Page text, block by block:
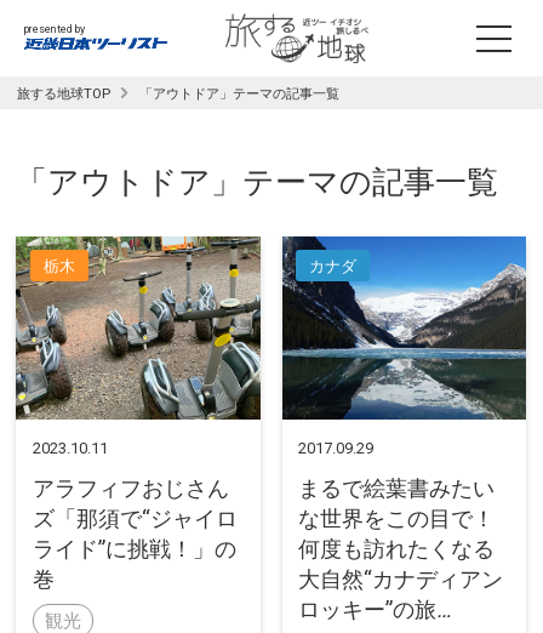
presented by
旅する地球TOP 「アウトドア」テーマの記事一覧
「アウトドア」テーマの記事一覧
栃木
2023.10.11
アラフィフおじさん
ズ「那須で“ジャイロ
ライド”に挑戦！」の
巻
観光
カナダ
2017.09.29
まるで絵葉書みたい
な世界をこの目で！
何度も訪れたくなる
大自然“カナディアン
ロッキー”の旅